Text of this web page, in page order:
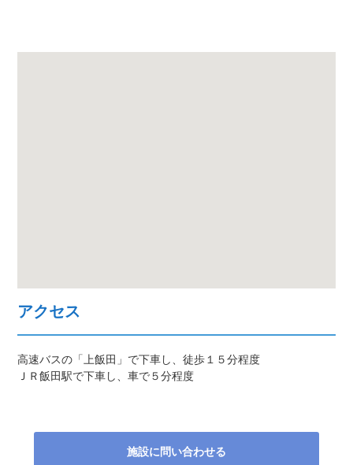
アクセス
高速バスの「上飯田」で下車し、徒歩１５分程度
ＪＲ飯田駅で下車し、車で５分程度
施設に問い合わせる